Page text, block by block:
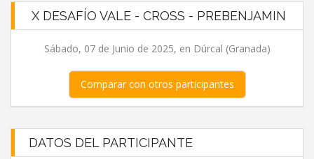
X DESAFÍO VALE - CROSS - PREBENJAMIN
Sábado, 07 de Junio de 2025, en Dúrcal (Granada)
Comparar con otros participantes
DATOS DEL PARTICIPANTE